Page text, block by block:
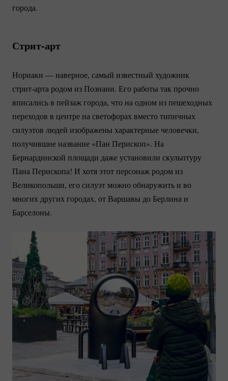
города.
Стрит-арт
Нориаки — наверное, самый известный художник
стрит-арта родом из Познани. Его работы так прочно
вписались в пейзаж города, что на одном из пешеходных
переходов в центре на светофорах вместо типичных
силуэтов людей изображены характерные человечки,
получившие название «Пан Перископ». На
Бернардинской площади даже установили скульптуру
Пана Перископа! И хотя этот персонаж родом из
Великопольши, его силуэт можно обнаружить и во
многих других городах, от Варшавы до Берлина и
Барселоны.